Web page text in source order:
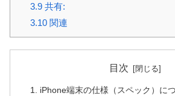
3.9共有:
3.10関連
目次
iPhone端末の仕様（スペック）に